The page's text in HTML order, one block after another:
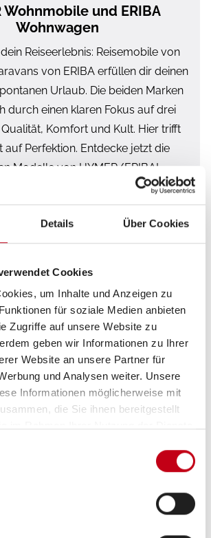
Details Über Cookies
Cookies
um Inhalte und Anzeigen zu
für soziale Medien anbieten
Zugriffe auf unsere Website zu
geben wir Informationen zu Ihrer
Website an unsere Partner für
und Analysen weiter. Unsere
Informationen möglicherweise mit
die Sie ihnen bereitgestellt
Wohnmobile und ERIBA
Wohnwagen
Reiseerlebnis: Reisemobile von
von ERIBA erfüllen dir deinen
Urlaub. Die beiden Marken
durch einen klaren Fokus auf drei
Komfort und Kult. Hier trifft
auf Perfektion. Entdecke jetzt die
Modelle von HYMER/ERIBA!
Mehr erfahren